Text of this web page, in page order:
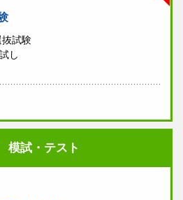
抜試験
し
模試・テスト